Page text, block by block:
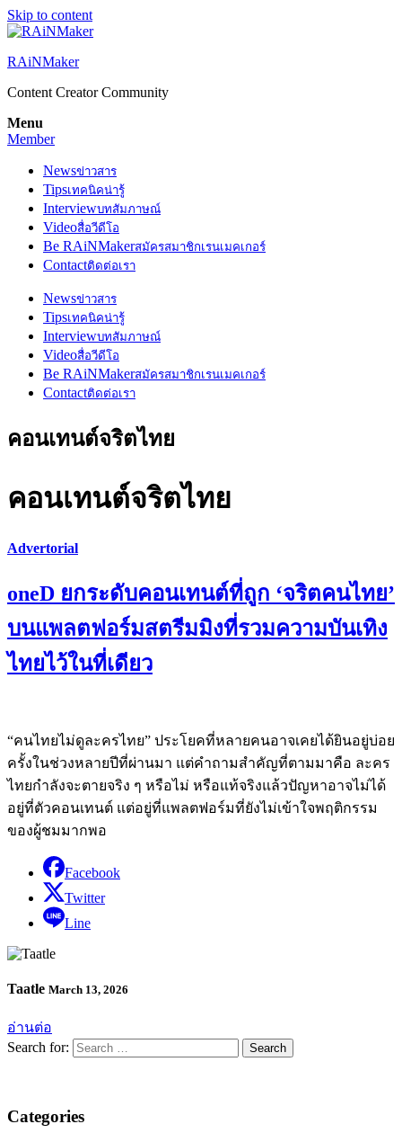
Skip to content
RAiNMaker
Content Creator Community
Menu
Member
Newsข่าวสาร
Tipsเทคนิคน่ารู้
Interviewบทสัมภาษณ์
Videoสื่อวีดีโอ
Be RAiNMakerสมัครสมาชิกเรนเมคเกอร์
Contactติดต่อเรา
Newsข่าวสาร
Tipsเทคนิคน่ารู้
Interviewบทสัมภาษณ์
Videoสื่อวีดีโอ
Be RAiNMakerสมัครสมาชิกเรนเมคเกอร์
Contactติดต่อเรา
คอนเทนต์จริตไทย
คอนเทนต์จริตไทย
Advertorial
oneD ยกระดับคอนเทนต์ที่ถูก ‘จริตคนไทย’
บนแพลตฟอร์มสตรีมมิงที่รวมความบันเทิง
ไทยไว้ในที่เดียว
“คนไทยไม่ดูละครไทย” ประโยคที่หลายคนอาจเคยได้ยินอยู่บ่อย
ครั้งในช่วงหลายปีที่ผ่านมา แต่คำถามสำคัญที่ตามมาคือ ละคร
ไทยกำลังจะตายจริง ๆ หรือไม่ หรือแท้จริงแล้วปัญหาอาจไม่ได้
อยู่ที่ตัวคอนเทนต์ แต่อยู่ที่แพลตฟอร์มที่ยังไม่เข้าใจพฤติกรรม
ของผู้ชมมากพอ
Facebook
Twitter
Line
Taatle March 13, 2026
อ่านต่อ
Search for:
Categories